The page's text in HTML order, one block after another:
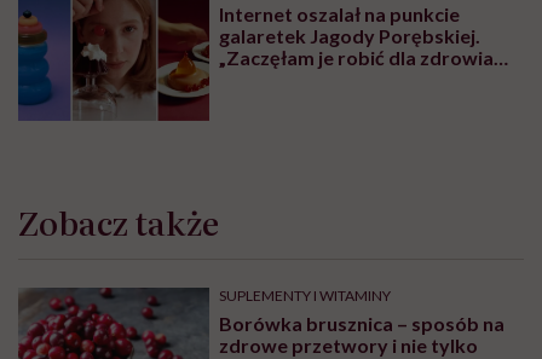
Internet oszalał na punkcie
galaretek Jagody Porębskiej.
„Zaczęłam je robić dla zdrowia
Zobacz także
SUPLEMENTY I WITAMINY
Borówka brusznica – sposób na
zdrowe przetwory i nie tylko